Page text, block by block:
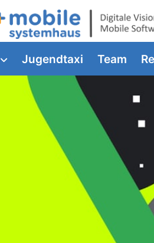
Jugendtaxi Team